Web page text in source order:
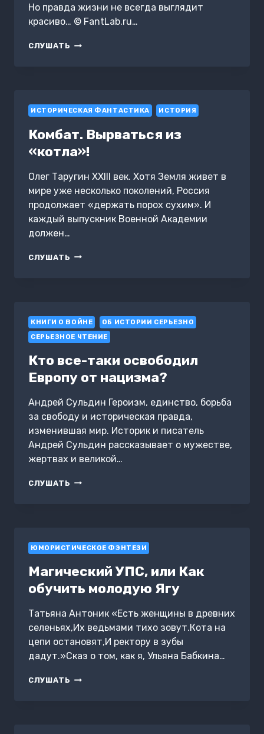
Но правда жизни не всегда выглядит
красиво… © FantLab.ru…
СЛУШАТЬ ПО
ИСТОРИЧЕСКАЯ ФАНТАСТИКА ИСТОРИЯ
Комбат. Вырваться из
«котла»!
Олег Таругин XXIII век. Хотя Земля живет в
мире уже несколько поколений, Россия
продолжает «держать порох сухим». И
каждый выпускник Военной Академии
должен…
СЛУШАТЬ КОМБАТ.
КНИГИ О ВОЙНЕ
ОБ ИСТОРИИ СЕРЬЕЗНО
СЕРЬЕЗНОЕ ЧТЕНИЕ
Кто все-таки освободил
Европу от нацизма?
Андрей Сульдин Героизм, единство, борьба
за свободу и историческая правда,
изменившая мир. Историк и писатель
Андрей Сульдин рассказывает о мужестве,
жертвах и великой…
СЛУШАТЬ КТО
НАЦИЗМА?
ЮМОРИСТИЧЕСКОЕ ФЭНТЕЗИ
Магический УПС, или Как
обучить молодую Ягу
Татьяна Антоник «Есть женщины в древних
селеньях,Их ведьмами тихо зовут.Кота на
цепи остановят,И ректору в зубы
дадут.»Сказ о том, как я, Ульяна Бабкина…
СЛУШАТЬ МАГИЧЕСКИЙ